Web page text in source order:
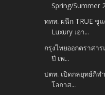
Spring/Summer
ททท. ผนึก TRUE ชู
Luxury เอา...
กรุงไทยออกตราสา
ปี เพ...
ปตท. เปิดกลยุทธ์กี
โอกาส...